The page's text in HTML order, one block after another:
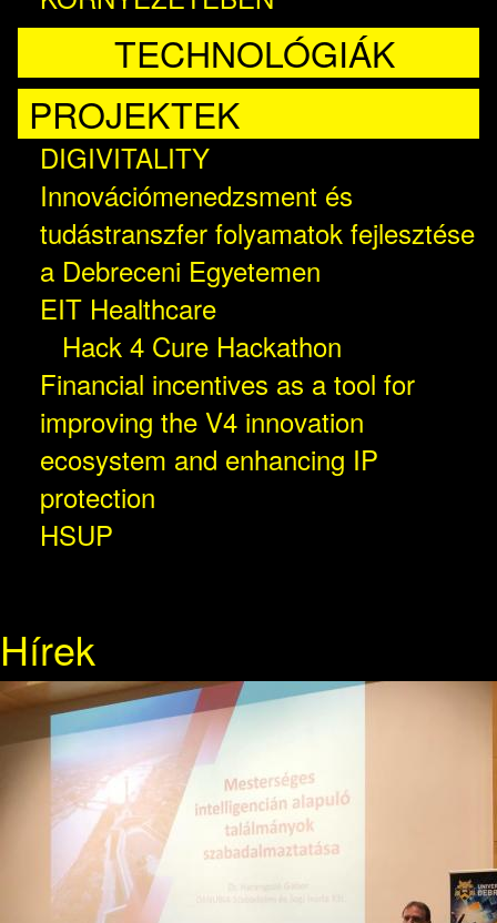
TECHNOLÓGIÁK
PROJEKTEK
DIGIVITALITY
Innovációmenedzsment és
tudástranszfer folyamatok fejlesztése
a Debreceni Egyetemen
EIT Healthcare
Hack 4 Cure Hackathon
Financial incentives as a tool for
improving the V4 innovation
ecosystem and enhancing IP
protection
HSUP
Hírek